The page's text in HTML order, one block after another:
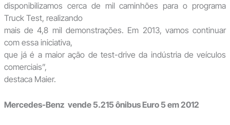
disponibilizamos cerca de mil caminhões para o programa
Truck Test, realizando
mais de 4,8 mil demonstrações. Em 2013, vamos continuar
com essa iniciativa,
que já é a maior ação de test-drive da indústria de veículos
comerciais”,
destaca Maier.
Mercedes-Benz vende 5.215 ônibus Euro 5 em 2012